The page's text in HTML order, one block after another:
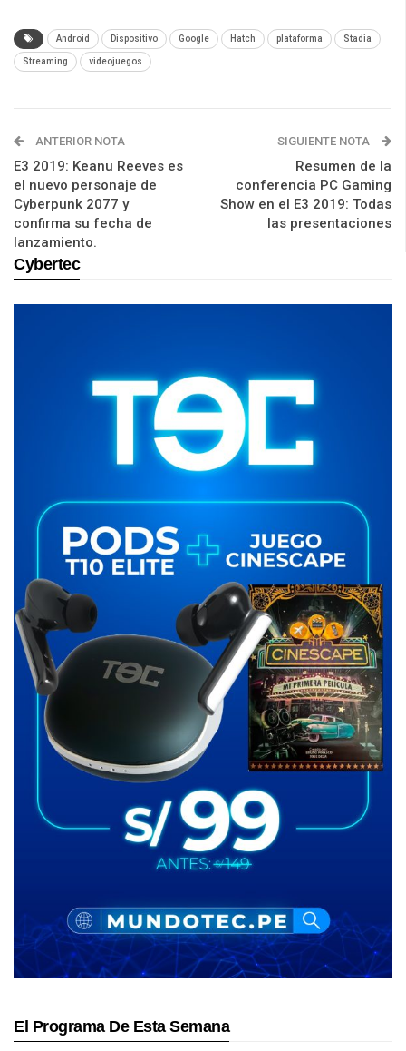
Android Dispositivo Google Hatch plataforma Stadia
Streaming videojuegos
ANTERIOR NOTA
E3 2019: Keanu Reeves es
el nuevo personaje de
Cyberpunk 2077 y
confirma su fecha de
lanzamiento.
SIGUIENTE NOTA
Resumen de la
conferencia PC Gaming
Show en el E3 2019: Todas
las presentaciones
Cybertec
El Programa De Esta Semana